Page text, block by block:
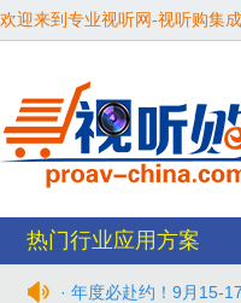
欢迎来到专业视听网-视听购集
热门行业应用方案
· 从“看见全貌”到“身心
· 年度必赴约！9月15-